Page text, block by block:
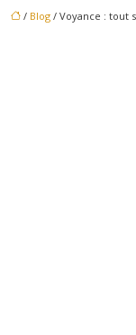
/ Blog / Voyance : tout